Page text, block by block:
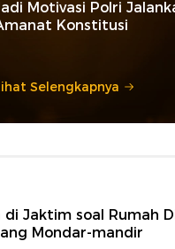
Motivasi Polri
Konstitusi
Selengkapnya
Jaktim soal Rumah
Mondar-mandir